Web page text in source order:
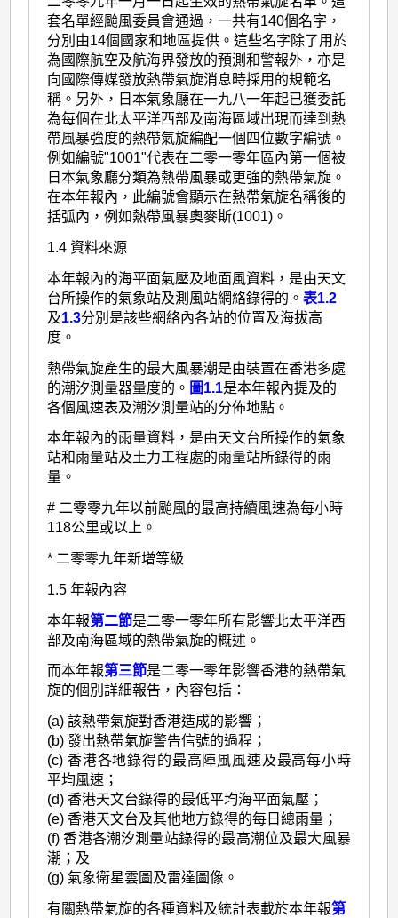
套名單經颱風委員會通過，一共有140個名字，
分別由14個國家和地區提供。這些名字除了用於
為國際航空及航海界發放的預測和警報外，亦是
向國際傳媒發放熱帶氣旋消息時採用的規範名
稱。另外，日本氣象廳在一九八一年起已獲委託
為每個在北太平洋西部及南海區域出現而達到熱
帶風暴強度的熱帶氣旋編配一個四位數字編號。
例如編號"1001"代表在二零一零年區內第一個被
日本氣象廳分類為熱帶風暴或更強的熱帶氣旋。
在本年報內，此編號會顯示在熱帶氣旋名稱後的
括弧內，例如熱帶風暴奧麥斯(1001)。
1.4 資料來源
本年報內的海平面氣壓及地面風資料，是由天文
台所操作的氣象站及測風站網絡錄得的。表1.2
及1.3分別是該些網絡內各站的位置及海拔高
度。
熱帶氣旋產生的最大風暴潮是由裝置在香港多處
的潮汐測量器量度的。 圖1.1是本年報內提及的
各個風速表及潮汐測量站的分佈地點。
本年報內的雨量資料，是由天文台所操作的氣象
站和雨量站及土力工程處的雨量站所錄得的雨
量。
# 二零零九年以前颱風的最高持續風速為每小時
118公里或以上。
* 二零零九年新增等級
1.5 年報內容
本年報第二節是二零一零年所有影響北太平洋西
部及南海區域的熱帶氣旋的概述。
而本年報第三節是二零一零年影響香港的熱帶氣
旋的個別詳細報告，內容包括：
(a) 該熱帶氣旋對香港造成的影響；
(b) 發出熱帶氣旋警告信號的過程；
(c) 香港各地錄得的最高陣風風速及最高每小時
平均風速；
(d) 香港天文台錄得的最低平均海平面氣壓；
(e) 香港天文台及其他地方錄得的每日總雨量；
(f) 香港各潮汐測量站錄得的最高潮位及最大風暴
潮；及
(g) 氣象衛星雲圖及雷達圖像。
有關熱帶氣旋的各種資料及統計表載於本年報第